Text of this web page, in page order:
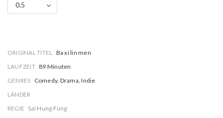
0.5
ORIGINAL TITEL Ba xi lin men
LAUFZEIT 89 Minuten
GENRES Comedy, Drama, Indie
LÄNDER
REGIE Sai Hung Fung